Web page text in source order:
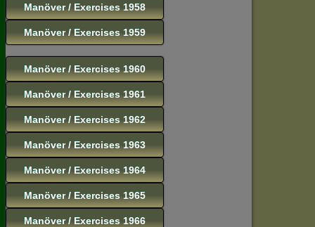
Manöver / Exercises 1958
Manöver / Exercises 1959
Manöver / Exercises 1960
Manöver / Exercises 1961
Manöver / Exercises 1962
Manöver / Exercises 1963
Manöver / Exercises 1964
Manöver / Exercises 1965
Manöver / Exercises 1966